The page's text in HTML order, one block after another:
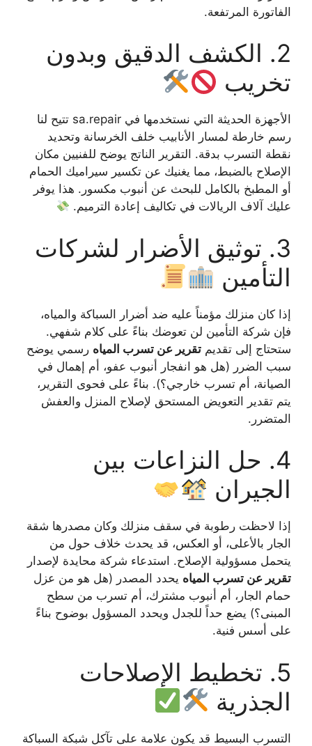
الفاتورة المرتفعة.
2. الكشف الدقيق وبدون
تخريب
الأجهزة الحديثة التي نستخدمها في sa.repair تتيح لنا
رسم خارطة لمسار الأنابيب خلف الخرسانة وتحديد
نقطة التسرب بدقة. التقرير الناتج يوضح للفنيين مكان
الإصلاح بالضبط، مما يغنيك عن تكسير سيراميك الحمام
أو المطبخ بالكامل للبحث عن أنبوب مكسور. هذا يوفر
عليك آلاف الريالات في تكاليف إعادة الترميم.
3. توثيق الأضرار لشركات
التأمين
إذا كان منزلك مؤمناً عليه ضد أضرار السباكة والمياه،
فإن شركة التأمين لن تعوضك بناءً على كلام شفهي.
ستحتاج إلى تقديم تقرير عن تسرب المياه رسمي يوضح
سبب الضرر (هل هو انفجار أنبوب عفو، أم إهمال في
الصيانة، أم تسرب خارجي؟). بناءً على فحوى التقرير،
يتم تقدير التعويض المستحق لإصلاح المنزل والعفش
المتضرر.
4. حل النزاعات بين
الجيران
إذا لاحظت رطوبة في سقف منزلك وكان مصدرها شقة
الجار بالأعلى، أو العكس، قد يحدث خلاف حول من
يتحمل مسؤولية الإصلاح. استدعاء شركة محايدة لإصدار
تقرير عن تسرب المياه يحدد المصدر (هل هو من عزل
حمام الجار، أم أنبوب مشترك، أم تسرب من سطح
المبنى؟) يضع حداً للجدل ويحدد المسؤول بوضوح بناءً
على أسس فنية.
5. تخطيط الإصلاحات
الجذرية
التسرب البسيط قد يكون علامة على تآكل شبكة السباكة